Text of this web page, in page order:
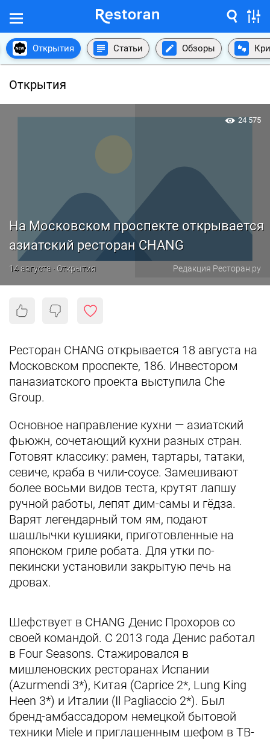
Открытия Статьи Обзоры
Открытия
На Московском проспекте открывается
азиатский ресторан CHANG
14 августа · Открытия Редакция Ресторан.ру
24 575
Ресторан CHANG открывается 18 августа на
Московском проспекте, 186. Инвестором
паназиатского проекта выступила Che
Group.
Основное направление кухни — азиатский
фьюжн, сочетающий кухни разных стран.
Готовят классику: рамен, тартары, татаки,
севиче, краба в чили-соусе. Замешивают
более восьми видов теста, крутят лапшу
ручной работы, лепят дим-самы и гёдза.
Варят легендарный том ям, подают
шашлычки кушияки, приготовленные на
японском гриле робата. Для утки по-
пекински установили закрытую печь на
дровах.
Шефствует в CHANG Денис Прохоров со
своей командой. С 2013 года Денис работал
в Four Seasons. Стажировался в
мишленовских ресторанах Испании
(Azurmendi 3*), Китая (Caprice 2*, Lung King
Heen 3*) и Италии (Il Pagliaccio 2*). Был
бренд-амбассадором немецкой бытовой
техники Miele и приглашенным шефом в ТВ-